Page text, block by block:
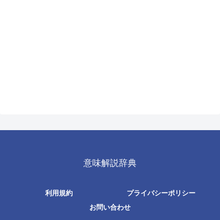
意味解説辞典
利用規約
プライバシーポリシー
お問い合わせ